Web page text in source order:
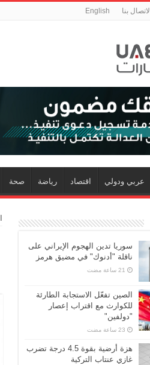
الاتصال بنا English
عربي ودولي اقتصاد رياضة صحة
سوريا تدين الهجوم الإيراني على
ناقلة "أدنوك" في مضيق هرمز ‏
الصين تفعّل الاستجابة الطارئة
للكوارث مع اقتراب إعصار
"دولفين"
هزة أرضية بقوة 4.5 درجة تضرب
غازي عنتاب التركية